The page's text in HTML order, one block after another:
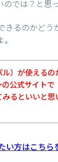
では？と思
きるのかどう
）が使えるの
公式サイトで
るといいと思
い方はこちら